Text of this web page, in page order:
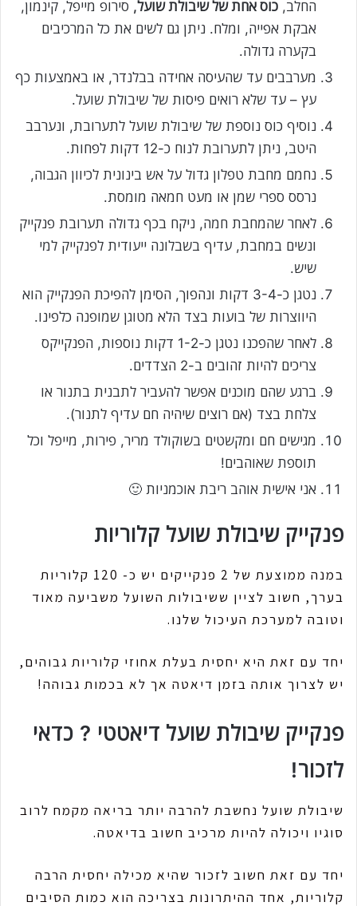
החלב, כוס אחת של שיבולת שועל, סירופ מייפל, קינמון,
אבקת אפייה, ומלח. ניתן גם לשים את כל המרכיבים
בקערה גדולה.
מערבבים עד שהעיסה אחידה בבלנדר, או באמצעות כף
עץ – עד שלא רואים פיסות של שיבולת שועל.
נוסיף כוס נוספת של שיבולת שועל לתערובת, ונערבב
היטב, ניתן לתערובת לנוח כ-12 דקות לפחות.
נחמם מחבת טפלון גדול על אש בינונית לכיוון הגבוה,
נרסס ספרי שמן או מעט חמאה מומסת.
לאחר שהמחבת חמה, ניקח בכף גדולה תערובת פנקייק
ונשים במחבת, עדיף בשבלונה ייעודית לפנקייק למי
שיש.
נטגן כ-3-4 דקות ונהפוך, הסימן להפיכת הפנקייק הוא
היווצרות של בועות בצד הלא מטוגן שמופנה כלפינו.
לאחר שהפכנו נטגן כ-1-2 דקות נוספות, הפנקייקס
צריכים להיות זהובים ב-2 הצדדים.
ברגע שהם מוכנים אפשר להעביר לתבנית בתנור או
צלחת בצד (אם רוצים שיהיה חם עדיף לתנור).
מגישים חם ומקשטים בשוקולד מריר, פירות, מייפל וכל
תוספת שאוהבים!
אני אישית אוהב ריבת אוכמניות 🙂
פנקייק שיבולת שועל קלוריות
במנה ממוצעת של 2 פנקייקים יש כ- 120 קלוריות
בערך, חשוב לציין ששיבולות השועל משביעה מאוד
וטובה למערכת העיכול שלנו.
יחד עם זאת היא יחסית בעלת אחוזי קלוריות גבוהים,
יש לצרוך אותה בזמן דיאטה אך לא בכמות גבוהה!
פנקייק שיבולת שועל דיאטטי ? כדאי
לזכור!
שיבולת שועל נחשבת להרבה יותר בריאה מקמח לרוב
סוגיו ויכולה להיות מרכיב חשוב בדיאטה.
יחד עם זאת חשוב לזכור שהיא מכילה יחסית הרבה
קלוריות, אחד ההיתרונות בצריכה הוא כמות הסיבים